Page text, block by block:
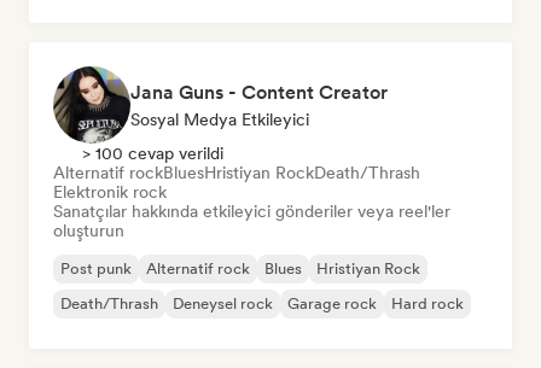
Jana Guns - Content Creator
Sosyal Medya Etkileyici
> 100 cevap verildi
Alternatif rockBluesHristiyan RockDeath/Thrash
Elektronik rock
Sanatçılar hakkında etkileyici gönderiler veya reel'ler
oluşturun
Post punk Alternatif rock Blues
Hristiyan Rock
Death/Thrash
Deneysel rock Garage rock Hard rock